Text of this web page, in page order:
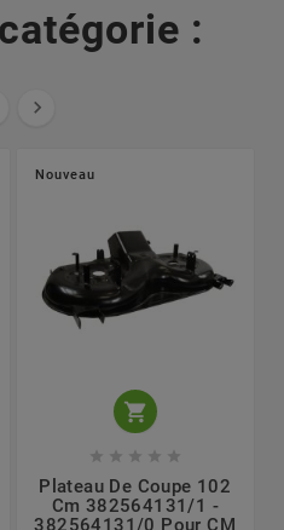
:

Nouveau

    
Plateau De Coupe 102
Cm 382564131/1 -